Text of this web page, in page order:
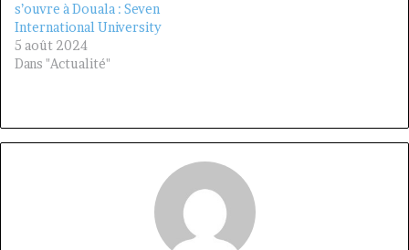
s’ouvre à Douala : Seven
International University
5 août 2024
Dans "Actualité"